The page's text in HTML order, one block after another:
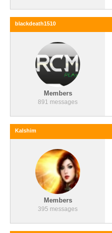
blackdeath1510
Members
891 messages
Kalshim
Members
395 messages